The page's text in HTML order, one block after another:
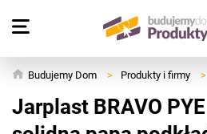
Budujemy Dom > Produkty i firmy >
Jarplast BRAVO